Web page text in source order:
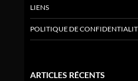
LIENS
POLITIQUE DE
ARTICLES RÉCENTS